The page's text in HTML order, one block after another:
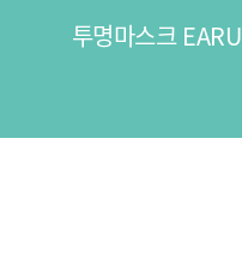
투명마스크 EARU